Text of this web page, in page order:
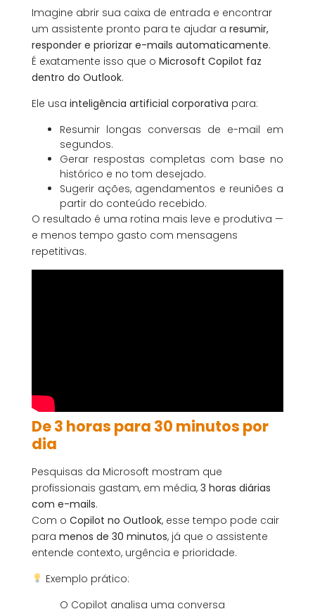
Imagine abrir sua caixa de entrada e encontrar
um assistente pronto para te ajudar a resumir,
responder e priorizar e-mails automaticamente.
É exatamente isso que o Microsoft Copilot faz
dentro do Outlook.
Ele usa inteligência artificial corporativa para:
Resumir longas conversas de e-mail em
segundos.
Gerar respostas completas com base no
histórico e no tom desejado.
Sugerir ações, agendamentos e reuniões a
partir do conteúdo recebido.
O resultado é uma rotina mais leve e produtiva —
e menos tempo gasto com mensagens
repetitivas.
De 3 horas para 30 minutos por
dia
Pesquisas da Microsoft mostram que
profissionais gastam, em média, 3 horas diárias
com e-mails.
Com o Copilot no Outlook, esse tempo pode cair
para menos de 30 minutos, já que o assistente
entende contexto, urgência e prioridade.
Exemplo prático:
O Copilot analisa uma conversa